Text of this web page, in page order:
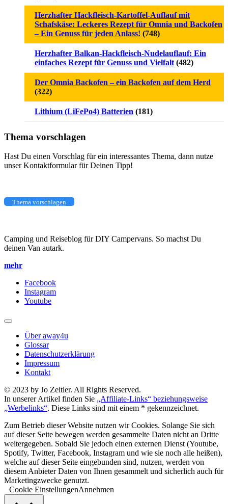
Herzhafter Hackfleisch-Kartoffel-Auflauf mit
Schafskäse: Leckeres Rezept für Omnia und Backofen
– Ein Genuss für jeden Anlass! (748)
Herzhafter Balkan-Hackfleisch-Nudelauflauf: Ein
einfaches Rezept für Genuss und Vielfalt (482)
Der Omnia Backofen – ein Backofen auf dem Herd
(322)
Lithium (LiFePo4) Batterien (181)
Thema vorschlagen
Hast Du einen Vorschlag für ein interessantes Thema, dann nutze
unser Kontaktformular für Deinen Tipp!
Thema vorschlagen
Camping und Reiseblog für DIY Campervans. So machst Du
deinen Van autark.
mehr
Facebook
Instagram
Youtube
Über away4u
Glossar
Datenschutzerklärung
Impressum
Kontakt
© 2023 by Jo Zeitler. All Rights Reserved.
In unserer Artikel finden Sie „Affiliate-Links“ beziehungsweise
„Werbelinks“. Diese Links sind mit einem * gekennzeichnet.
Zum Betrieb dieser Website nutzen wir Cookies. Solange Sie sich
auf dieser Seite bewegen werden gesammelte Daten nicht an Dritte
weitergegeben. Sobald Sie jedoch einen externen Dienst (Youtube,
Spotify, Twitter, Facebook, Instagram und wie sie noch alle heißen),
welche auf dieser Seite eingebunden sind, nutzen, werden von
diesem Anbieter Daten von Ihnen gesammelt und sicherlich auch für
Marketingzwecke genutzt.
Cookie EinstellungenAnnehmen